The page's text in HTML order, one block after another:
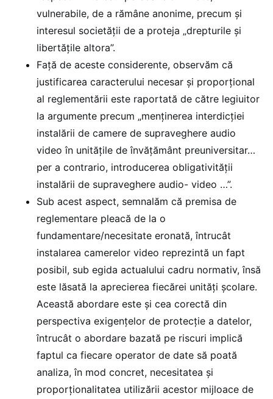
vulnerabile, de a rămâne anonime, precum și
interesul societății de a proteja „drepturile și
libertățile altora”.
Față de aceste considerente, observăm că
justificarea caracterului necesar și proporțional
al reglementării este raportată de către legiuitor
la argumente precum „menținerea interdicției
instalării de camere de supraveghere audio
video în unitățile de învățământ preuniversitar…
per a contrario, introducerea obligativității
instalării de supraveghere audio- video …”.
Sub acest aspect, semnalăm că premisa de
reglementare pleacă de la o
fundamentare/necesitate eronată, întrucât
instalarea camerelor video reprezintă un fapt
posibil, sub egida actualului cadru normativ, însă
este lăsată la aprecierea fiecărei unități școlare.
Această abordare este și cea corectă din
perspectiva exigențelor de protecție a datelor,
întrucât o abordare bazată pe riscuri implică
faptul ca fiecare operator de date să poată
analiza, în mod concret, necesitatea și
proporționalitatea utilizării acestor mijloace de